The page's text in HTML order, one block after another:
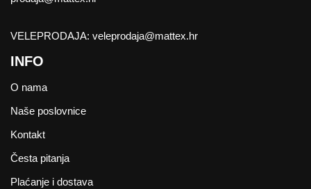
VELEPRODAJA: veleprodaja@mattex.hr
INFO
O nama
Naše poslovnice
Kontakt
Česta pitanja
Plaćanje i dostava